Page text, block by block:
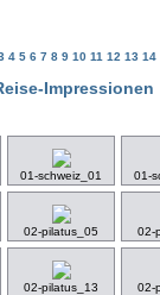
4 5 6 7 8 9 10 11 12 13 14
Impressionen
01-schweiz_01
01-
02-pilatus_05 02-
02-pilatus_13
02-